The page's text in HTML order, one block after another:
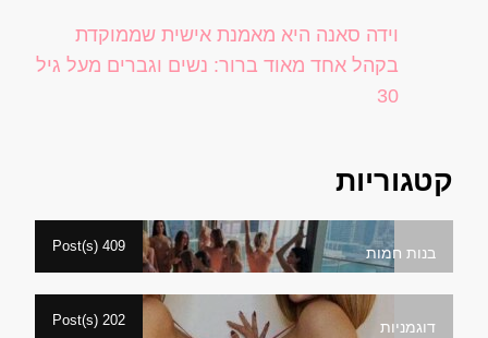
וידה סאנה היא מאמנת אישית שממוקדת
בקהל אחד מאוד ברור: נשים וגברים מעל גיל
30
קטגוריות
בנות חמות 409 Post(s)
דוגמניות 202 Post(s)